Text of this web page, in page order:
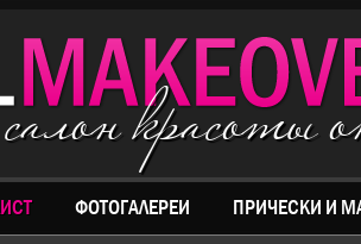
красоты
ФОТОГАЛЕРЕИ ПРИЧЕСКИ И